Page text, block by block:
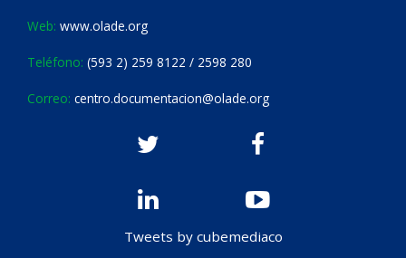
Web: www.olade.org
Teléfono: (593 2) 259 8122 / 2598 280
Correo: centro.documentacion@olade.org
Tweets by cubemediaco